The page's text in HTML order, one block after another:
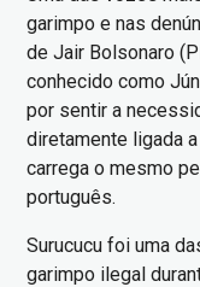
garimpo e nas
de Jair Bolsonaro
conhecido como
por sentir a
diretamente ligada
carrega o mesmo
português.
Surucucu foi uma
garimpo ilegal